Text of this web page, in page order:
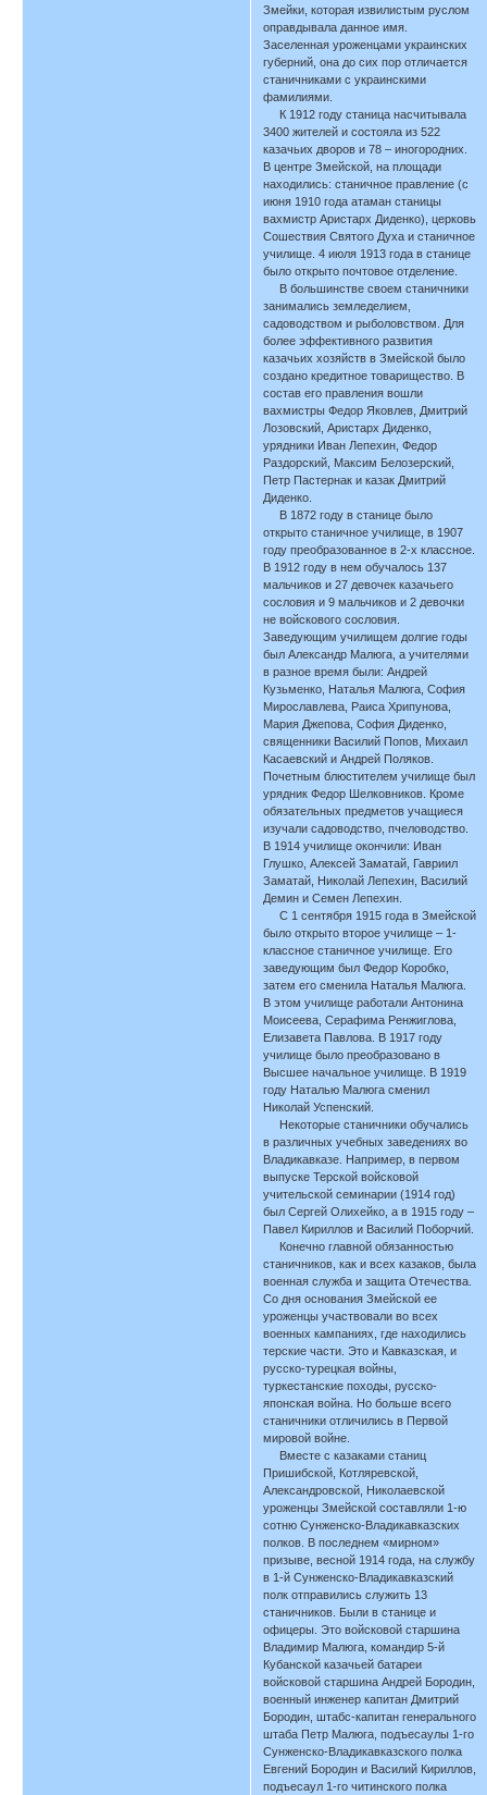
Змейки, которая извилистым руслом
оправдывала данное имя.
Заселенная уроженцами украинских
губерний, она до сих пор отличается
станичниками с украинскими
фамилиями.
К 1912 году станица насчитывала
3400 жителей и состояла из 522
казачьих дворов и 78 – иногородних.
В центре Змейской, на площади
находились: станичное правление (с
июня 1910 года атаман станицы
вахмистр Аристарх Диденко), церковь
Сошествия Святого Духа и станичное
училище. 4 июля 1913 года в станице
было открыто почтовое отделение.
В большинстве своем станичники
занимались земледелием,
садоводством и рыболовством. Для
более эффективного развития
казачьих хозяйств в Змейской было
создано кредитное товарищество. В
состав его правления вошли
вахмистры Федор Яковлев, Дмитрий
Лозовский, Аристарх Диденко,
урядники Иван Лепехин, Федор
Раздорский, Максим Белозерский,
Петр Пастернак и казак Дмитрий
Диденко.
В 1872 году в станице было
открыто станичное училище, в 1907
году преобразованное в 2-х классное.
В 1912 году в нем обучалось 137
мальчиков и 27 девочек казачьего
сословия и 9 мальчиков и 2 девочки
не войскового сословия.
Заведующим училищем долгие годы
был Александр Малюга, а учителями
в разное время были: Андрей
Кузьменко, Наталья Малюга, София
Мирославлева, Раиса Хрипунова,
Мария Джепова, София Диденко,
священники Василий Попов, Михаил
Касаевский и Андрей Поляков.
Почетным блюстителем училище был
урядник Федор Шелковников. Кроме
обязательных предметов учащиеся
изучали садоводство, пчеловодство.
В 1914 училище окончили: Иван
Глушко, Алексей Заматай, Гавриил
Заматай, Николай Лепехин, Василий
Демин и Семен Лепехин.
С 1 сентября 1915 года в Змейской
было открыто второе училище – 1-
классное станичное училище. Его
заведующим был Федор Коробко,
затем его сменила Наталья Малюга.
В этом училище работали Антонина
Моисеева, Серафима Ренжиглова,
Елизавета Павлова. В 1917 году
училище было преобразовано в
Высшее начальное училище. В 1919
году Наталью Малюга сменил
Николай Успенский.
Некоторые станичники обучались
в различных учебных заведениях во
Владикавказе. Например, в первом
выпуске Терской войсковой
учительской семинарии (1914 год)
был Сергей Олихейко, а в 1915 году –
Павел Кириллов и Василий Поборчий.
Конечно главной обязанностью
станичников, как и всех казаков, была
военная служба и защита Отечества.
Со дня основания Змейской ее
уроженцы участвовали во всех
военных кампаниях, где находились
терские части. Это и Кавказская, и
русско-турецкая войны,
туркестанские походы, русско-
японская война. Но больше всего
станичники отличились в Первой
мировой войне.
Вместе с казаками станиц
Пришибской, Котляревской,
Александровской, Николаевской
уроженцы Змейской составляли 1-ю
сотню Сунженско-Владикавказских
полков. В последнем «мирном»
призыве, весной 1914 года, на службу
в 1-й Сунженско-Владикавказский
полк отправились служить 13
станичников. Были в станице и
офицеры. Это войсковой старшина
Владимир Малюга, командир 5-й
Кубанской казачьей батареи
войсковой старшина Андрей Бородин,
военный инженер капитан Дмитрий
Бородин, штабс-капитан генерального
штаба Петр Малюга, подъесаулы 1-го
Сунженско-Владикавказского полка
Евгений Бородин и Василий Кириллов,
подъесаул 1-го читинского полка